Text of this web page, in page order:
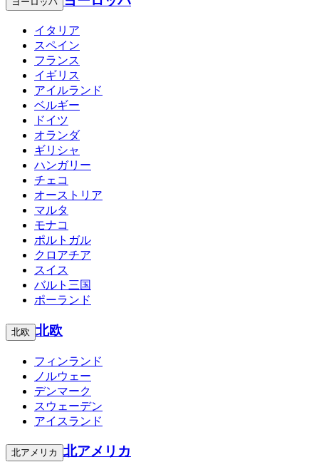
イタリア
スペイン
フランス
イギリス
アイルランド
ベルギー
ドイツ
オランダ
ギリシャ
ハンガリー
チェコ
オーストリア
マルタ
モナコ
ポルトガル
クロアチア
スイス
バルト三国
ポーランド
北欧 北欧
フィンランド
ノルウェー
デンマーク
スウェーデン
アイスランド
北アメリカ 北アメリカ